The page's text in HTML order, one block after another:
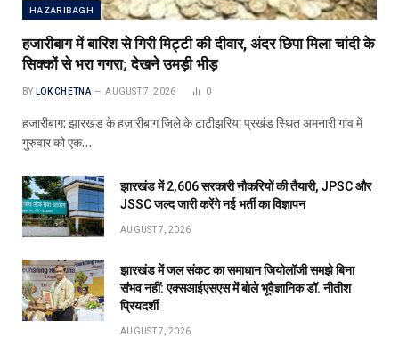
HAZARIBAGH
हजारीबाग में बारिश से गिरी मिट्टी की दीवार, अंदर छिपा मिला चांदी के
सिक्कों से भरा गगरा; देखने उमड़ी भीड़
BY LOK CHETNA AUGUST 7, 2026 0
हजारीबाग: झारखंड के हजारीबाग जिले के टाटीझरिया प्रखंड स्थित अमनारी गांव में
गुरुवार को एक…
झारखंड में 2,606 सरकारी नौकरियों की तैयारी, JPSC और
JSSC जल्द जारी करेंगे नई भर्ती का विज्ञापन
AUGUST 7, 2026
झारखंड में जल संकट का समाधान जियोलॉजी समझे बिना
संभव नहीं: एक्सआईएसएस में बोले भूवैज्ञानिक डॉ. नीतीश
प्रियदर्शी
AUGUST 7, 2026